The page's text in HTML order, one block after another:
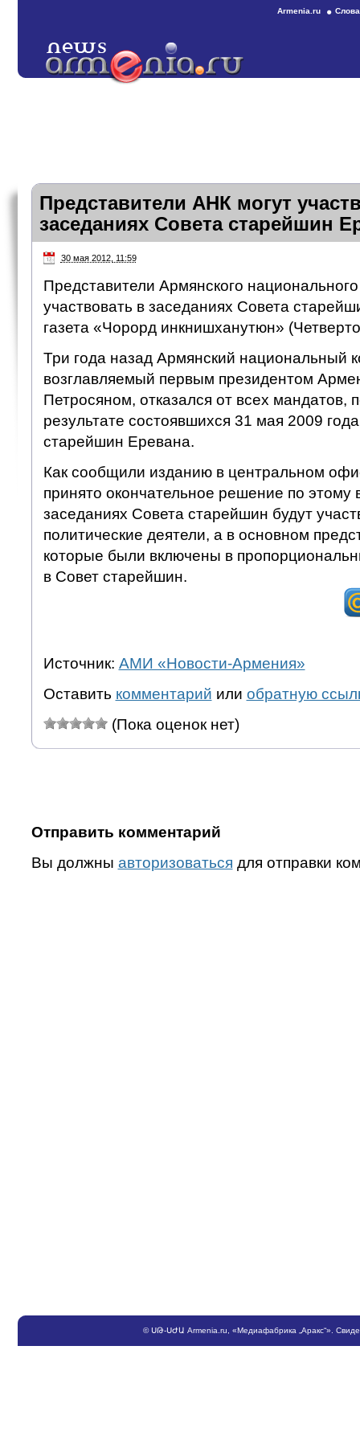
Armenia.ru
Представители АНК могут
заседаниях Совета старейшин
30 мая 2012, 11:59
Представители Армянского национального
участвовать в заседаниях Совета
газета «Чорорд инкнишханутюн»
Три года назад Армянский национальный
возглавляемый первым президентом
Петросяном, отказался от всех мандатов,
результате состоявшихся 31 мая 2009
старейшин Еревана.
Как сообщили изданию в центральном
принято окончательное решение по этому
заседаниях Совета старейшин будут
политические деятели, а в основном
которые были включены в
в Совет старейшин.
Источник: АМИ «Новости-Армения»
Оставить комментарий или обратную
(Пока оценок нет)
Отправить комментарий
Вы должны авторизоваться для отправки
©ՍԹ-ՍԺԱ Armenia.ru , «Медиафабрика „Аракс“».